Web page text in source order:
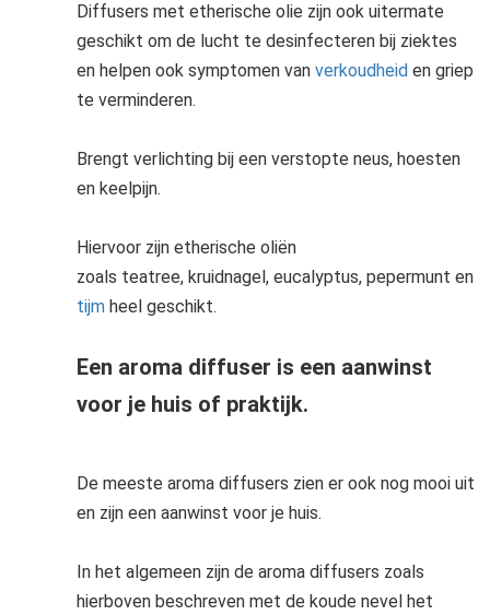
Diffusers met etherische olie zijn ook uitermate
geschikt om de lucht te desinfecteren bij ziektes
en helpen ook symptomen van verkoudheid en griep
te verminderen.
Brengt verlichting bij een verstopte neus, hoesten
en keelpijn.
Hiervoor zijn etherische oliën
zoals teatree, kruidnagel, eucalyptus, pepermunt en
tijm heel geschikt.
Een aroma diffuser is een aanwinst
voor je huis of praktijk.
De meeste aroma diffusers zien er ook nog mooi uit
en zijn een aanwinst voor je huis.
In het algemeen zijn de aroma diffusers zoals
hierboven beschreven met de koude nevel het